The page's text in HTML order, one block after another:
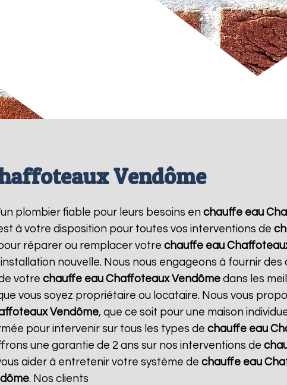
Vendôme
plombier fiable pour leurs besoins en chauffe eau
à votre disposition pour toutes vos interventions de
réparer ou remplacer votre chauffe eau
nouvelle. Nous nous engageons à fournir des
votre chauffe eau Chaffoteaux Vendôme dans les
vous soyez propriétaire ou locataire. Nous vous
Vendôme, que ce soit pour une maison
pour intervenir sur tous les types de chauffe eau
une garantie de 2 ans sur nos interventions de
aider à entretenir votre système de chauffe eau
. Nos clients